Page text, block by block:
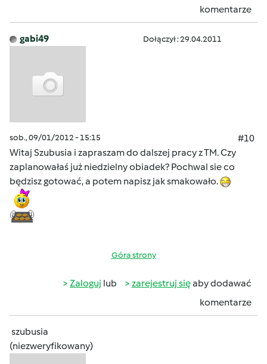
komentarze
gabi49 Dołączył : 29.04.2011
sob., 09/01/2012 - 15:15
#10
Witaj Szubusia i zapraszam do dalszej pracy z TM. Czy
zaplanowałaś już niedzielny obiadek? Pochwal sie co
będzisz gotować, a potem napisz jak smakowało.
Góra strony
Zaloguj lub zarejestruj sięaby dodawać
komentarze
szubusia
(niezweryfikowany)